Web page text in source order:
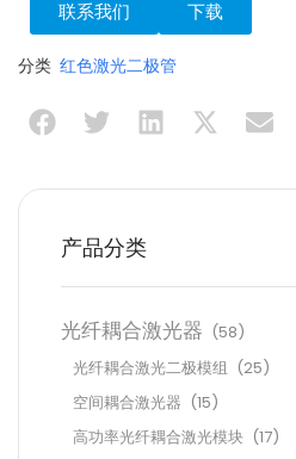
联系我们 下载
分类 红色激光二极管
产品分类
光纤耦合激光器 (58)
光纤耦合激光二极模组 (25)
空间耦合激光器 (15)
高功率光纤耦合激光模块 (17)